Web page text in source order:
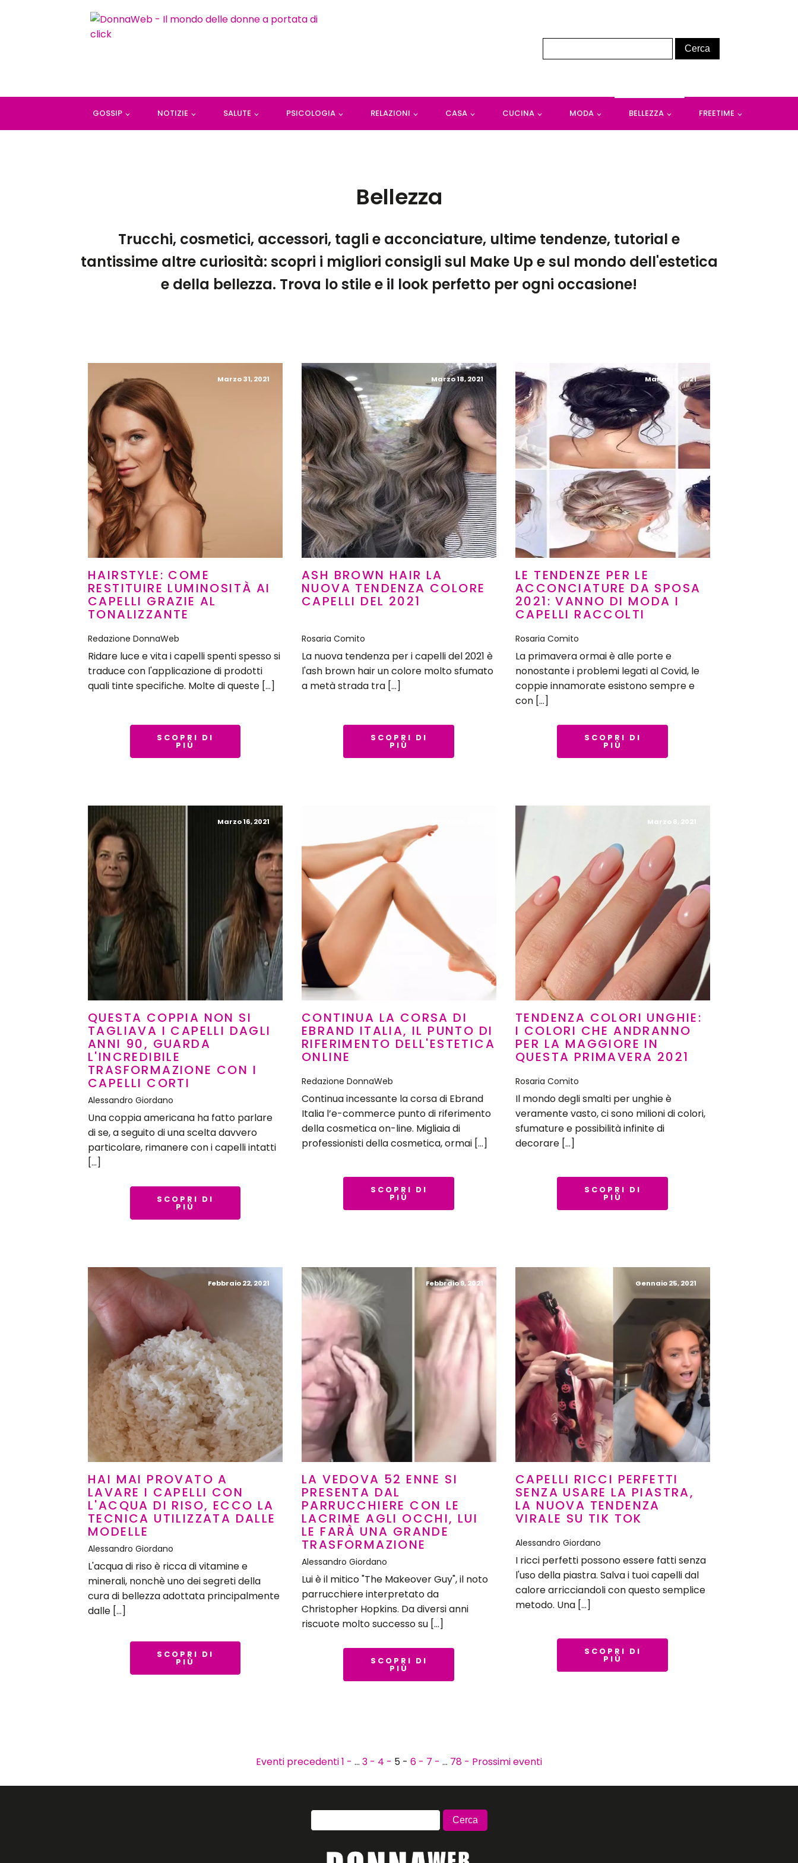
GOSSIP NOTIZIE SALUTE PSICOLOGIA RELAZIONI CASA CUCINA MODA BELLEZZA FREETIME
Bellezza
Trucchi, cosmetici, accessori, tagli e acconciature, ultime tendenze, tutorial e
tantissime altre curiosità: scopri i migliori consigli sul Make Up e sul mondo dell'estetica
e della bellezza. Trova lo stile e il look perfetto per ogni occasione!
Marzo 31, 2021
HAIRSTYLE: COME
RESTITUIRE LUMINOSITÀ AI
CAPELLI GRAZIE AL
TONALIZZANTE
Redazione DonnaWeb
Ridare luce e vita i capelli spenti spesso si
traduce con l'applicazione di prodotti
quali tinte specifiche. Molte di queste […]
SCOPRI DI
PIÙ
Marzo 18, 2021
ASH BROWN HAIR LA
NUOVA TENDENZA COLORE
CAPELLI DEL 2021
Rosaria Comito
La nuova tendenza per i capelli del 2021 è
l'ash brown hair un colore molto sfumato
a metà strada tra […]
SCOPRI DI
PIÙ
Marzo 17, 2021
LE TENDENZE PER LE
ACCONCIATURE DA SPOSA
2021: VANNO DI MODA I
CAPELLI RACCOLTI
Rosaria Comito
La primavera ormai è alle porte e
nonostante i problemi legati al Covid, le
coppie innamorate esistono sempre e
con […]
SCOPRI DI
PIÙ
Marzo 16, 2021
QUESTA COPPIA NON SI
TAGLIAVA I CAPELLI DAGLI
ANNI 90, GUARDA
L'INCREDIBILE
TRASFORMAZIONE CON I
CAPELLI CORTI
Alessandro Giordano
Una coppia americana ha fatto parlare
di se, a seguito di una scelta davvero
particolare, rimanere con i capelli intatti
[…]
SCOPRI DI
PIÙ
CONTINUA LA CORSA DI
EBRAND ITALIA, IL PUNTO DI
RIFERIMENTO DELL'ESTETICA
ONLINE
Redazione DonnaWeb
Continua incessante la corsa di Ebrand
Italia l’e-commerce punto di riferimento
della cosmetica on-line. Migliaia di
professionisti della cosmetica, ormai […]
SCOPRI DI
PIÙ
Marzo 8, 2021
TENDENZA COLORI UNGHIE:
I COLORI CHE ANDRANNO
PER LA MAGGIORE IN
QUESTA PRIMAVERA 2021
Rosaria Comito
Il mondo degli smalti per unghie è
veramente vasto, ci sono milioni di colori,
sfumature e possibilità infinite di
decorare […]
SCOPRI DI
PIÙ
Febbraio 22, 2021
HAI MAI PROVATO A
LAVARE I CAPELLI CON
L'ACQUA DI RISO, ECCO LA
TECNICA UTILIZZATA DALLE
MODELLE
Alessandro Giordano
L'acqua di riso è ricca di vitamine e
minerali, nonchè uno dei segreti della
cura di bellezza adottata principalmente
dalle […]
SCOPRI DI
PIÙ
Febbraio 9, 2021
LA VEDOVA 52 ENNE SI
PRESENTA DAL
PARRUCCHIERE CON LE
LACRIME AGLI OCCHI, LUI
LE FARÀ UNA GRANDE
TRASFORMAZIONE
Alessandro Giordano
Lui è il mitico "The Makeover Guy", il noto
parrucchiere interpretato da
Christopher Hopkins. Da diversi anni
riscuote molto successo su […]
SCOPRI DI
PIÙ
Gennaio 25, 2021
CAPELLI RICCI PERFETTI
SENZA USARE LA PIASTRA,
LA NUOVA TENDENZA
VIRALE SU TIK TOK
Alessandro Giordano
I ricci perfetti possono essere fatti senza
l'uso della piastra. Salva i tuoi capelli dal
calore arricciandoli con questo semplice
metodo. Una […]
SCOPRI DI
PIÙ
Eventi precedenti1 - … 3 - 4 - 5 - 6 - 7 - … 78 - Prossimi eventi